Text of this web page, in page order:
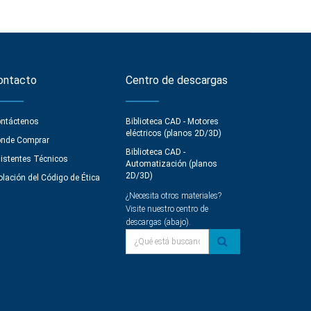
Comprar
Técnicos
del Código de Ética
Centro de descargas
Biblioteca CAD - Motores
eléctricos (planos 2D/3D)
Biblioteca CAD -
Automatización (planos
2D/3D)
¿Necesita otros materiales?
Visite nuestro centro de
descargas (abajo).